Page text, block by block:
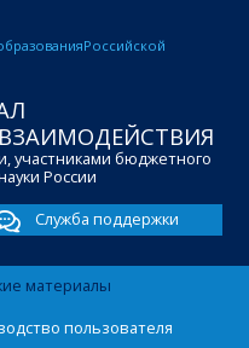
Российской
участниками бюджетного
России
Служба поддержки
материалы
пользователя